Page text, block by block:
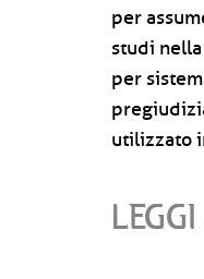
per
studi
per
utilizzato